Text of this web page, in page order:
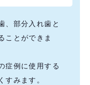
、部分入れ歯と
ことができま
症例に使用する
すみます。